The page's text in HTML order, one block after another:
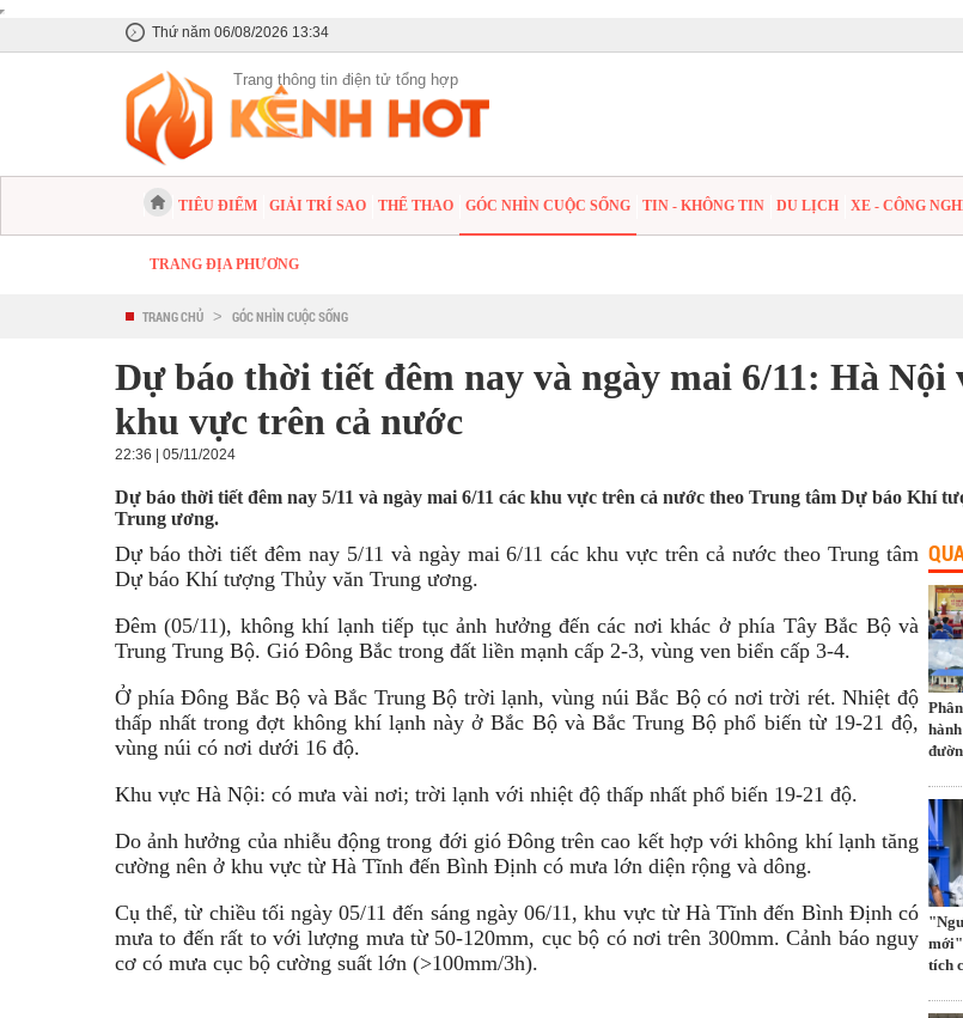
Thứ năm 06/08/2026 13:34
Trang thông tin điện tử tổng hợp
TIÊU ĐIỂM GIẢI TRÍ SAO THỂ THAO GÓC NHÌN CUỘC SỐNG TIN - KHÔNG TIN DU LỊCH XE - CÔNG
TRANG ĐỊA PHƯƠNG
TRANG CHỦ > GÓC NHÌN CUỘC SỐNG
Dự báo thời tiết đêm nay và ngày mai 6/11: Hà Nội
khu vực trên cả nước
22:36 | 05/11/2024
Dự báo thời tiết đêm nay 5/11 và ngày mai 6/11 các khu vực trên cả nước theo Trung tâm Dự báo Khí
Trung ương.
Dự báo thời tiết đêm nay 5/11 và ngày mai 6/11 các khu vực trên cả nước theo Trung tâm
Dự báo Khí tượng Thủy văn Trung ương.
Đêm (05/11), không khí lạnh tiếp tục ảnh hưởng đến các nơi khác ở phía Tây Bắc Bộ và
Trung Trung Bộ. Gió Đông Bắc trong đất liền mạnh cấp 2-3, vùng ven biển cấp 3-4.
Ở phía Đông Bắc Bộ và Bắc Trung Bộ trời lạnh, vùng núi Bắc Bộ có nơi trời rét. Nhiệt độ
thấp nhất trong đợt không khí lạnh này ở Bắc Bộ và Bắc Trung Bộ phổ biến từ 19-21 độ,
vùng núi có nơi dưới 16 độ.
Khu vực Hà Nội: có mưa vài nơi; trời lạnh với nhiệt độ thấp nhất phổ biến 19-21 độ.
Do ảnh hưởng của nhiễu động trong đới gió Đông trên cao kết hợp với không khí lạnh tăng
cường nên ở khu vực từ Hà Tĩnh đến Bình Định có mưa lớn diện rộng và dông.
Cụ thể, từ chiều tối ngày 05/11 đến sáng ngày 06/11, khu vực từ Hà Tĩnh đến Bình Định có
mưa to đến rất to với lượng mưa từ 50-120mm, cục bộ có nơi trên 300mm. Cảnh báo nguy
cơ có mưa cục bộ cường suất lớn (>100mm/3h).
mới"
tích